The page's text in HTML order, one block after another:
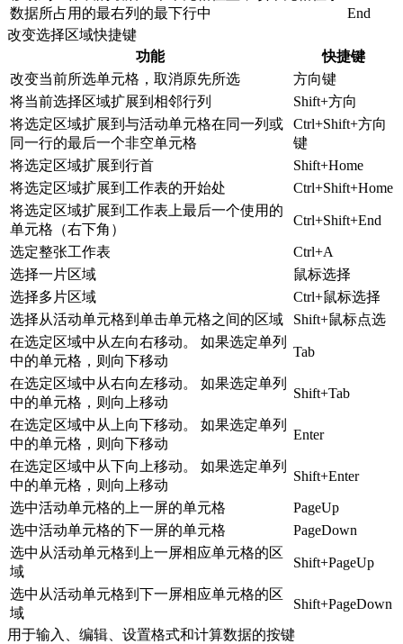
数据所占用的最右列的最下行中
End
改变选择区域快捷键
功能
快捷键
改变当前所选单元格，取消原先所选
方向键
将当前选择区域扩展到相邻行列
Shift+方向
将选定区域扩展到与活动单元格在同一列或
同一行的最后一个非空单元格
Ctrl+Shift+方向
键
将选定区域扩展到行首
Shift+Home
将选定区域扩展到工作表的开始处
Ctrl+Shift+Home
将选定区域扩展到工作表上最后一个使用的
单元格（右下角）
Ctrl+Shift+End
选定整张工作表
Ctrl+A
选择一片区域
鼠标选择
选择多片区域
Ctrl+鼠标选择
选择从活动单元格到单击单元格之间的区域
Shift+鼠标点选
在选定区域中从左向右移动。 如果选定单列
中的单元格，则向下移动
Tab
在选定区域中从右向左移动。 如果选定单列
中的单元格，则向上移动
Shift+Tab
在选定区域中从上向下移动。 如果选定单列
中的单元格，则向下移动
Enter
在选定区域中从下向上移动。 如果选定单列
中的单元格，则向上移动
Shift+Enter
选中活动单元格的上一屏的单元格
PageUp
选中活动单元格的下一屏的单元格
PageDown
选中从活动单元格到上一屏相应单元格的区
域
Shift+PageUp
选中从活动单元格到下一屏相应单元格的区
域
Shift+PageDown
用于输入、编辑、设置格式和计算数据的按键